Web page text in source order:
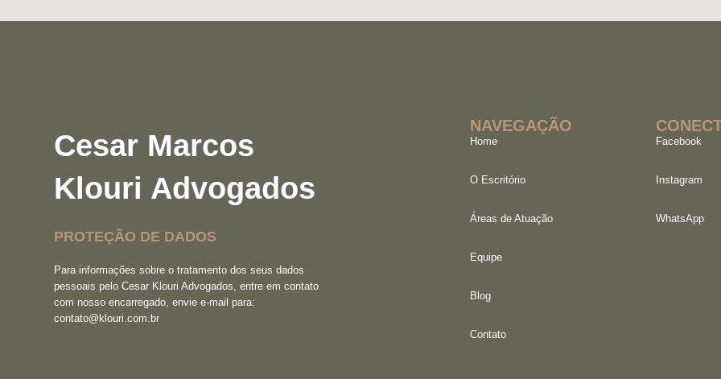
Cesar Marcos
Klouri Advogados
PROTEÇÃO DE DADOS
Para informações sobre o tratamento dos seus dados
pessoais pelo Cesar Klouri Advogados, entre em contato
com nosso encarregado, envie e-mail para:
contato@klouri.com.br
NAVEGAÇÃO
Home
O Escritório
Áreas de Atuação
Equipe
Blog
Contato
Facebook
Instagram
WhatsApp